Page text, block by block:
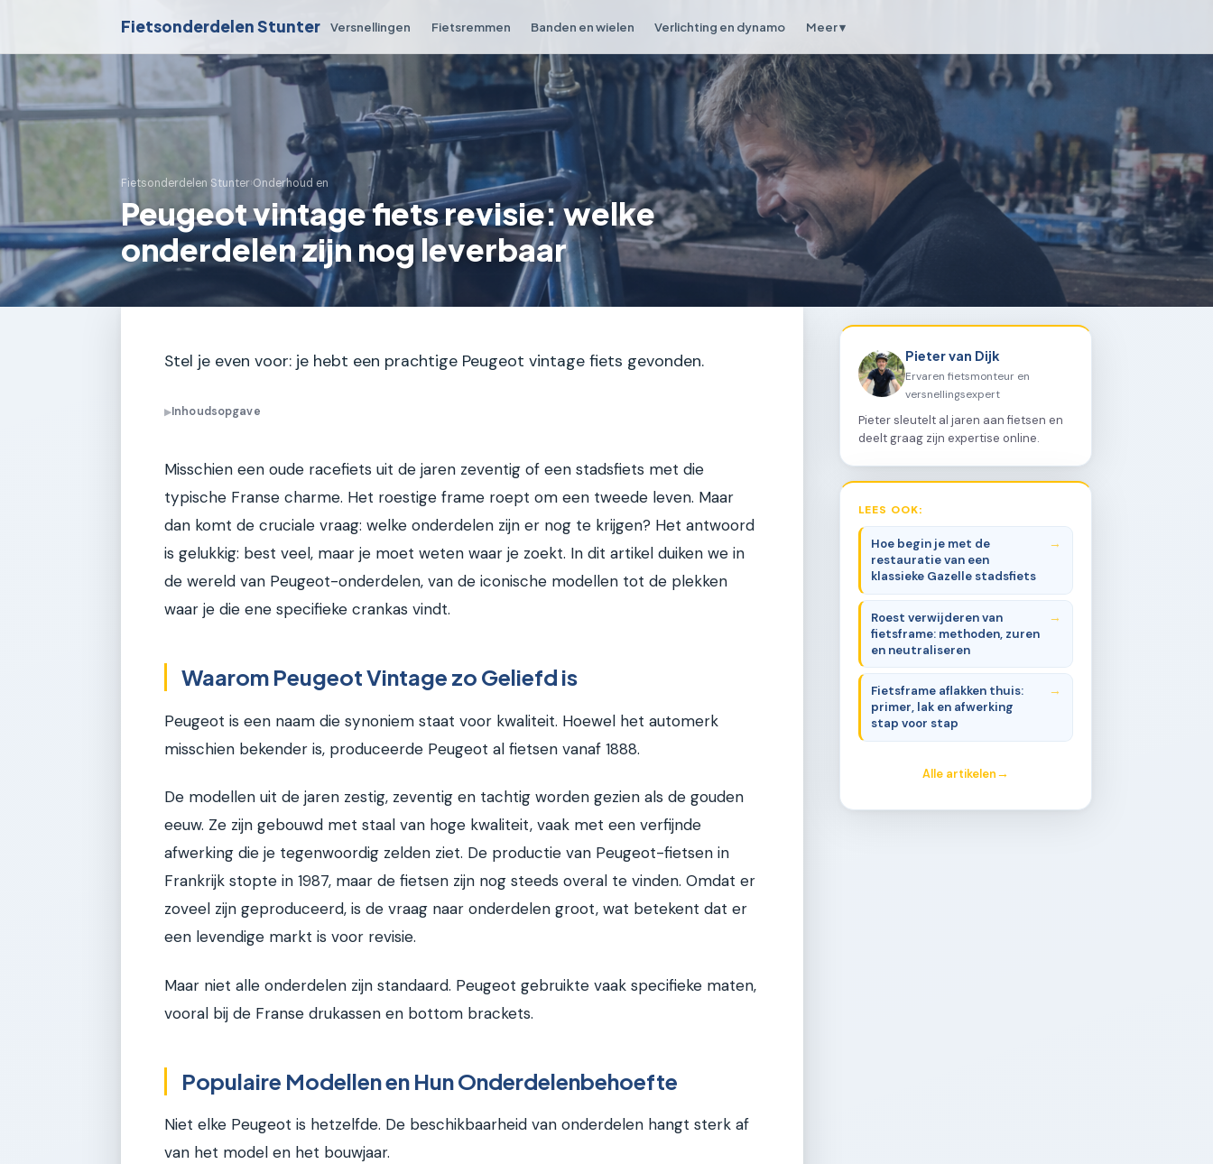
Fietsonderdelen Stunter Versnellingen Fietsremmen Banden en wielen Verlichting en dynamo Meer ▾
Fietsonderdelen Stunter›Onderhoud en
Peugeot vintage fiets revisie: welke
onderdelen zijn nog leverbaar
Stel je even voor: je hebt een prachtige Peugeot vintage fiets gevonden.
▶Inhoudsopgave
Misschien een oude racefiets uit de jaren zeventig of een stadsfiets met die
typische Franse charme. Het roestige frame roept om een tweede leven. Maar
dan komt de cruciale vraag: welke onderdelen zijn er nog te krijgen? Het antwoord
is gelukkig: best veel, maar je moet weten waar je zoekt. In dit artikel duiken we in
de wereld van Peugeot-onderdelen, van de iconische modellen tot de plekken
waar je die ene specifieke crankas vindt.
Waarom Peugeot Vintage zo Geliefd is
Peugeot is een naam die synoniem staat voor kwaliteit. Hoewel het automerk
misschien bekender is, produceerde Peugeot al fietsen vanaf 1888.
De modellen uit de jaren zestig, zeventig en tachtig worden gezien als de gouden
eeuw. Ze zijn gebouwd met staal van hoge kwaliteit, vaak met een verfijnde
afwerking die je tegenwoordig zelden ziet. De productie van Peugeot-fietsen in
Frankrijk stopte in 1987, maar de fietsen zijn nog steeds overal te vinden. Omdat er
zoveel zijn geproduceerd, is de vraag naar onderdelen groot, wat betekent dat er
een levendige markt is voor revisie.
Maar niet alle onderdelen zijn standaard. Peugeot gebruikte vaak specifieke maten,
vooral bij de Franse drukassen en bottom brackets.
Populaire Modellen en Hun Onderdelenbehoefte
Niet elke Peugeot is hetzelfde. De beschikbaarheid van onderdelen hangt sterk af
van het model en het bouwjaar.
Pieter van Dijk
Ervaren fietsmonteur en
versnellingsexpert
Pieter sleutelt al jaren aan fietsen en
deelt graag zijn expertise online.
LEES OOK:
Hoe begin je met de
restauratie van een
klassieke Gazelle stadsfiets
Roest verwijderen van
fietsframe: methoden, zuren
en neutraliseren
Fietsframe aflakken thuis:
primer, lak en afwerking
stap voor stap
Alle artikelen